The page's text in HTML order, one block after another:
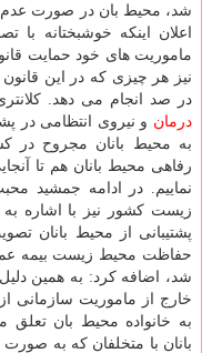
شد، محیط بان در صورت
اعلان اینکه خوشبختانه با
ماموریت های خود حمایت
نیز هر چیزی که در این
در صد انجام می دهد.
درمان و نیروی انتظامی در
به محیط بانان مجروح در
رفاهی محیط بانان هم تا
نماییم. در ادامه جمشید
زیست کشور نیز با اشاره
پشتیبانی از محیط بانان
حفاظت محیط زیست بیمه عمر
شد، اضافه کرد: به همین
خارج از ماموریت سازمانی
به خانواده محیط بان
بانان با متخلفان که به